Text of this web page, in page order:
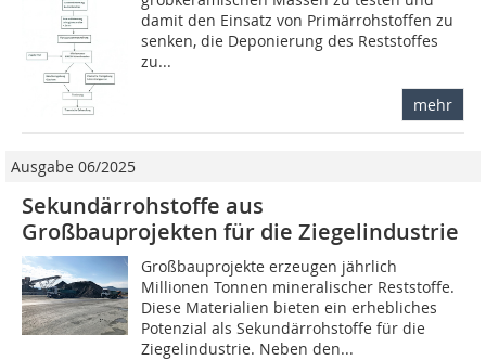
damit den Einsatz von Primärrohstoffen zu
senken, die Deponierung des Reststoffes
zu...
mehr
Ausgabe 06/2025
Sekundärrohstoffe aus
Großbauprojekten für die Ziegelindustrie
Großbauprojekte erzeugen jährlich
Millionen Tonnen mineralischer Reststoffe.
Diese Materialien bieten ein erhebliches
Potenzial als Sekundärrohstoffe für die
Ziegelindustrie. Neben den...